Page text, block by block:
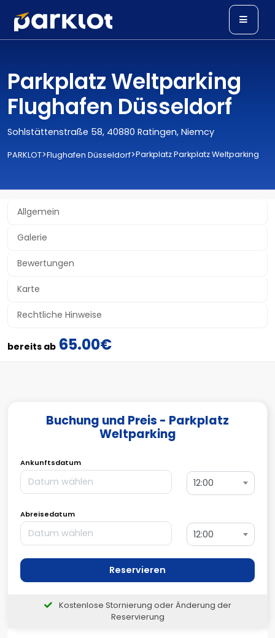
Parkplatz Weltparking
Flughafen Düsseldorf
Sohlstättenstraße 58, 40880 Ratingen, Niemcy
PARKLOT>Flughafen Düsseldorf>Parkplatz Parkplatz Weltparking
Allgemein
Galerie
Bewertungen
Karte
Rechtliche Hinweise
bereits ab 65.00€
Buchung und Preis - Parkplatz
Weltparking
Ankunftsdatum
12:00
Abreisedatum
12:00
Reservieren
Kostenlose Stornierung oder Änderung der
Reservierung